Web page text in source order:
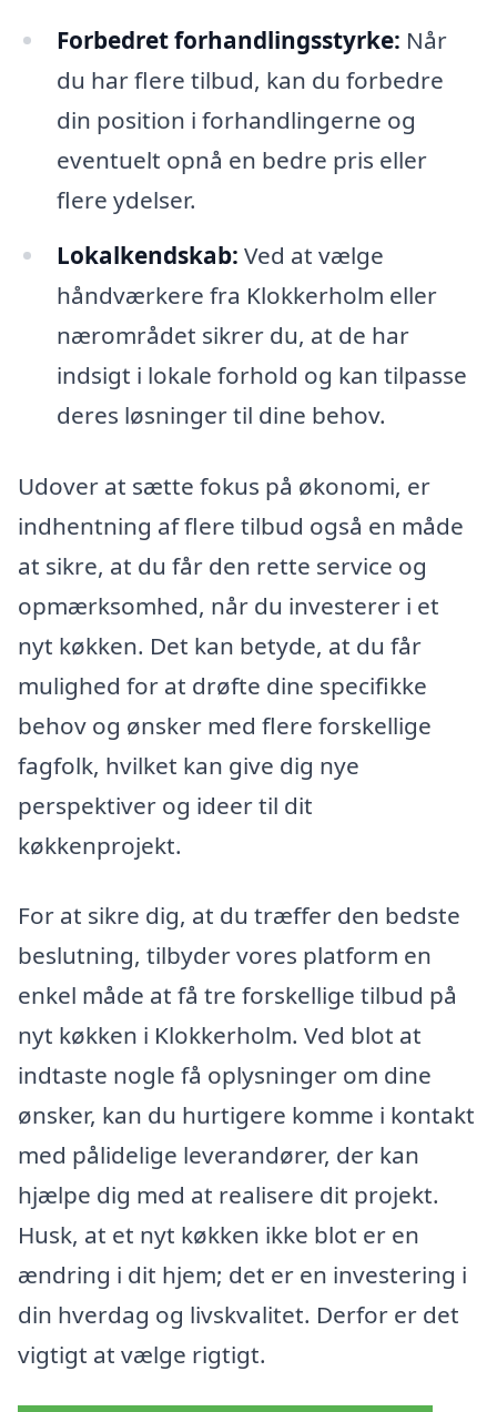
Forbedret forhandlingsstyrke: Når
du har flere tilbud, kan du forbedre
din position i forhandlingerne og
eventuelt opnå en bedre pris eller
flere ydelser.
Lokalkendskab: Ved at vælge
håndværkere fra Klokkerholm eller
nærområdet sikrer du, at de har
indsigt i lokale forhold og kan tilpasse
deres løsninger til dine behov.
Udover at sætte fokus på økonomi, er
indhentning af flere tilbud også en måde
at sikre, at du får den rette service og
opmærksomhed, når du investerer i et
nyt køkken. Det kan betyde, at du får
mulighed for at drøfte dine specifikke
behov og ønsker med flere forskellige
fagfolk, hvilket kan give dig nye
perspektiver og ideer til dit
køkkenprojekt.
For at sikre dig, at du træffer den bedste
beslutning, tilbyder vores platform en
enkel måde at få tre forskellige tilbud på
nyt køkken i Klokkerholm. Ved blot at
indtaste nogle få oplysninger om dine
ønsker, kan du hurtigere komme i kontakt
med pålidelige leverandører, der kan
hjælpe dig med at realisere dit projekt.
Husk, at et nyt køkken ikke blot er en
ændring i dit hjem; det er en investering i
din hverdag og livskvalitet. Derfor er det
vigtigt at vælge rigtigt.